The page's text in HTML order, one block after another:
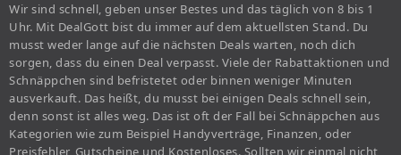
Wir sind schnell, geben unser Bestes und das täglich von 8 bis 1
Uhr. Mit DealGott bist du immer auf dem aktuellsten Stand. Du
musst weder lange auf die nächsten Deals warten, noch dich
sorgen, dass du einen Deal verpasst. Viele der Rabattaktionen und
Schnäppchen sind befristetet oder binnen weniger Minuten
ausverkauft. Das heißt, du musst bei einigen Deals schnell sein,
denn sonst ist alles weg. Das ist oft der Fall bei Schnäppchen aus
Kategorien wie zum Beispiel Handyverträge, Finanzen, oder
Preisfehler, Gutscheine und Kostenloses. Sollten wir einmal nicht